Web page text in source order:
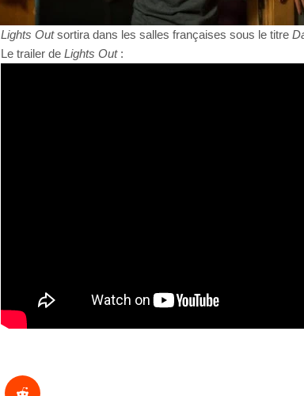
Lights Outsortira dans les salles françaises sous le titre
Le trailer de Lights Out: